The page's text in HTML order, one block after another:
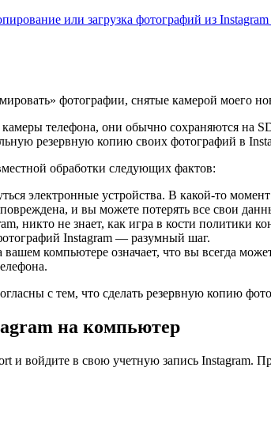
или загрузка фотографий из
фотографии, снятые камерой моего
телефона, они обычно сохраняются на
резервную копию своих фотографий в
обработки следующих фактов:
электронные устройства. В какой-то
и вы можете потерять все свои
никто не знает, как игра в кости политики
Instagram — разумный шаг.
компьютере означает, что вы всегда
с тем, что сделать резервную копию
на компьютер
и войдите в свою учетную запись Instagram.